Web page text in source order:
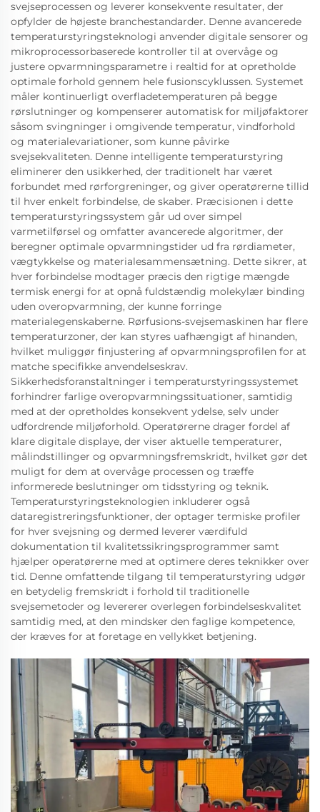
svejseprocessen og leverer konsekvente resultater, der
opfylder de højeste branchestandarder. Denne avancerede
temperaturstyringsteknologi anvender digitale sensorer og
mikroprocessorbaserede kontroller til at overvåge og
justere opvarmningsparametre i realtid for at opretholde
optimale forhold gennem hele fusionscyklussen. Systemet
måler kontinuerligt overfladetemperaturen på begge
rørslutninger og kompenserer automatisk for miljøfaktorer
såsom svingninger i omgivende temperatur, vindforhold
og materialevariationer, som kunne påvirke
svejsekvaliteten. Denne intelligente temperaturstyring
eliminerer den usikkerhed, der traditionelt har været
forbundet med rørforgreninger, og giver operatørerne tillid
til hver enkelt forbindelse, de skaber. Præcisionen i dette
temperaturstyringssystem går ud over simpel
varmetilførsel og omfatter avancerede algoritmer, der
beregner optimale opvarmningstider ud fra rørdiameter,
vægtykkelse og materialesammensætning. Dette sikrer, at
hver forbindelse modtager præcis den rigtige mængde
termisk energi for at opnå fuldstændig molekylær binding
uden overopvarmning, der kunne forringe
materialegenskaberne. Rørfusions-svejsemaskinen har flere
temperaturzoner, der kan styres uafhængigt af hinanden,
hvilket muliggør finjustering af opvarmningsprofilen for at
matche specifikke anvendelseskrav.
Sikkerhedsforanstaltninger i temperaturstyringssystemet
forhindrer farlige overopvarmningssituationer, samtidig
med at der opretholdes konsekvent ydelse, selv under
udfordrende miljøforhold. Operatørerne drager fordel af
klare digitale displaye, der viser aktuelle temperaturer,
målindstillinger og opvarmningsfremskridt, hvilket gør det
muligt for dem at overvåge processen og træffe
informerede beslutninger om tidsstyring og teknik.
Temperaturstyringsteknologien inkluderer også
dataregistreringsfunktioner, der optager termiske profiler
for hver svejsning og dermed leverer værdifuld
dokumentation til kvalitetssikringsprogrammer samt
hjælper operatørerne med at optimere deres teknikker over
tid. Denne omfattende tilgang til temperaturstyring udgør
en betydelig fremskridt i forhold til traditionelle
svejsemetoder og levererer overlegen forbindelseskvalitet
samtidig med, at den mindsker den faglige kompetence,
der kræves for at foretage en vellykket betjening.